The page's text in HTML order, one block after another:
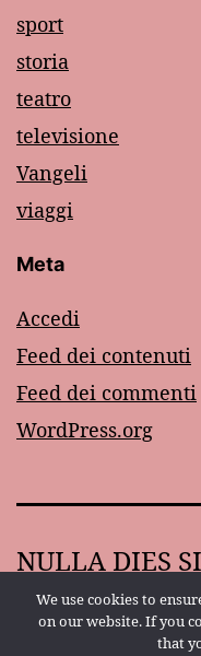
sport
storia
teatro
televisione
Vangeli
viaggi
Meta
Accedi
Feed dei contenuti
Feed dei commenti
WordPress.org
NULLA DIES
Proudly powered
We use cookies to
on our website. If you
that